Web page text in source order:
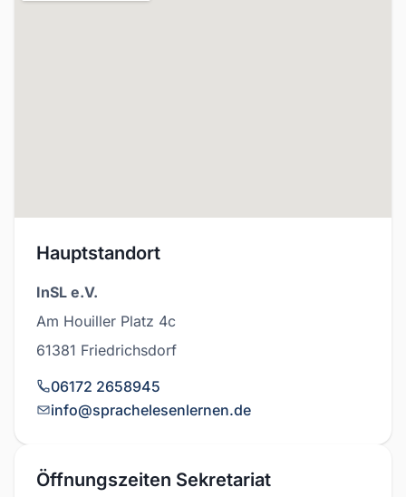
Hauptstandort
InSL e.V.
Am Houiller Platz 4c
61381 Friedrichsdorf
06172 2658945
info@sprachelesenlernen.de
Öffnungszeiten Sekretariat